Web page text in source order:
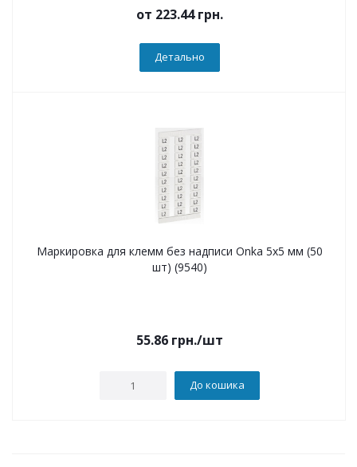
от 223.44 грн.
Детально
Маркировка для клемм без надписи Onka 5x5 мм (50
шт) (9540)
55.86грн./шт
До кошика